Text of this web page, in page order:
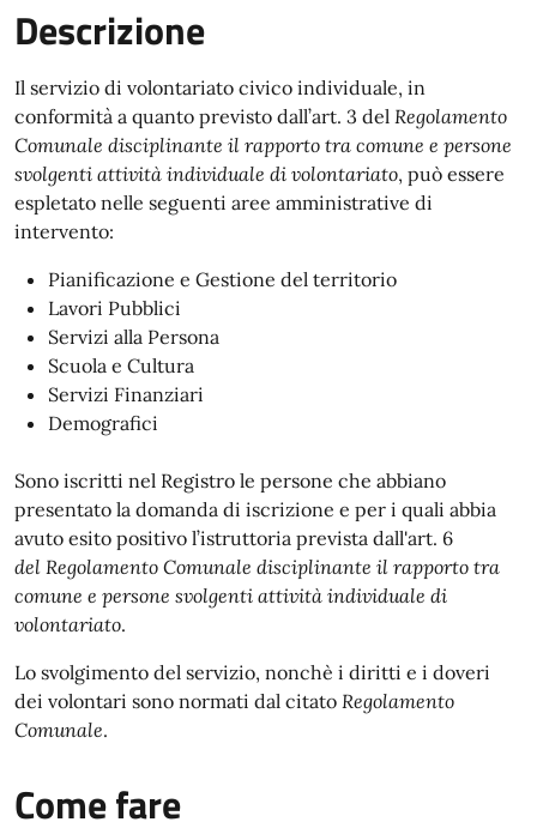
Descrizione
Il servizio di volontariato civico individuale, in
conformità a quanto previsto dall’art. 3 del Regolamento
Comunale disciplinante il rapporto tra comune e persone
svolgenti attività individuale di volontariato, può essere
espletato nelle seguenti aree amministrative di
intervento:
Pianificazione e Gestione del territorio
Lavori Pubblici
Servizi alla Persona
Scuola e Cultura
Servizi Finanziari
Demografici
Sono iscritti nel Registro le persone che abbiano
presentato la domanda di iscrizione e per i quali abbia
avuto esito positivo l’istruttoria prevista dall'art. 6
del Regolamento Comunale disciplinante il rapporto tra
comune e persone svolgenti attività individuale di
volontariato.
Lo svolgimento del servizio, nonchè i diritti e i doveri
dei volontari sono normati dal citato Regolamento
Comunale.
Come fare